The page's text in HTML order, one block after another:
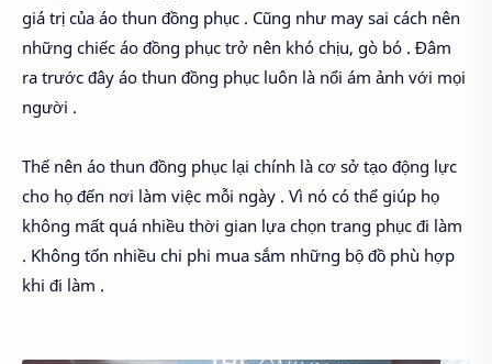
giá trị của áo thun đồng phục . Cũng như may sai cách nên
những chiếc áo đồng phục trở nên khó chịu, gò bó . Đâm
ra trước đây áo thun đồng phục luôn là nổi ám ảnh với mọi
người .
Thế nên áo thun đồng phục lại chính là cơ sở tạo động lực
cho họ đến nơi làm việc mỗi ngày . Vì nó có thể giúp họ
không mất quá nhiều thời gian lựa chọn trang phục đi làm
. Không tốn nhiều chi phi mua sắm những bộ đồ phù hợp
khi đi làm .